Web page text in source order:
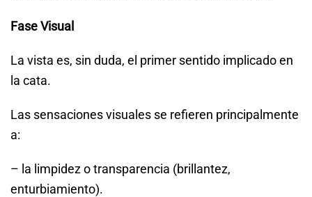
Fase Visual
La vista es, sin duda, el primer sentido implicado en
la cata.
Las sensaciones visuales se refieren principalmente
a:
– la limpidez o transparencia (brillantez,
enturbiamiento).